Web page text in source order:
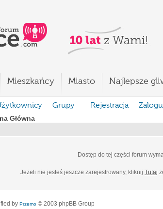
Mieszkańcy Miasto Najlepsze
Grupy Rejestracja
Główna
Dostęp do tej części forum
Jeżeli nie jesteś jeszcze zarejestrowany, kliknij Tutaj
by Przemo © 2003 phpBB Group